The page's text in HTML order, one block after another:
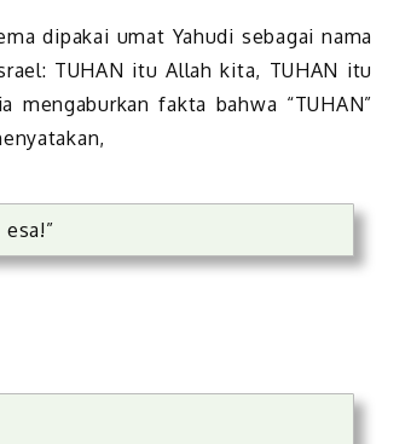
dipakai umat Yahudi sebagai nama
TUHAN itu Allah kita, TUHAN itu
fakta bahwa “TUHAN”